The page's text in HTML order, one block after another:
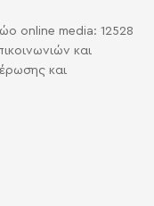
online media: 12528
και
και